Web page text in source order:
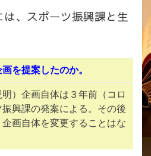
は、スポーツ振興課と生
を提案したのか。
明）企画自体は３年前（コロ
興課の発案による。その後
画自体を変更することはな